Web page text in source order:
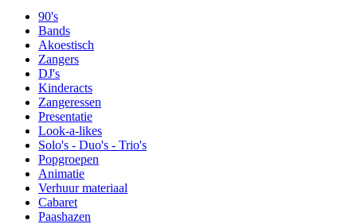
90's
Bands
Akoestisch
Zangers
DJ's
Kinderacts
Zangeressen
Presentatie
Look-a-likes
Solo's - Duo's - Trio's
Popgroepen
Animatie
Verhuur materiaal
Cabaret
Paashazen